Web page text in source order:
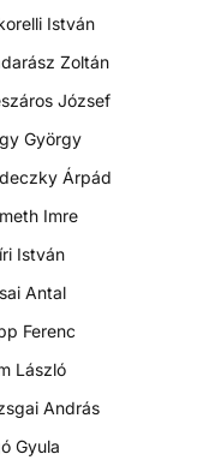
István
Zoltán
József
György
Árpád
Imre
István
Antal
Ferenc
László
András
Gyula